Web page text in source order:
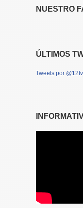
NUESTRO
ÚLTIMOS
Tweets por